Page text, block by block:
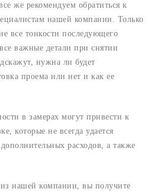
же рекомендуем обратиться к
нашей компании. Только
все тонкости последующего
важные детали при снятии
нужна ли будет
проема или нет и как ее
в замерах могут привести к
которые не всегда удается
расходов, а также
нашей компании, вы получите